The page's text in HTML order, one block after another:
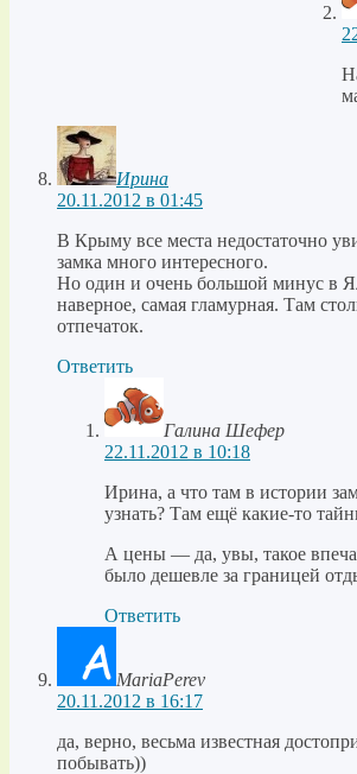
Ирина
20.11.2012 в 01:45
В Крыму все места недостаточно
замка много интересного.
Но один и очень большой минус в
наверное, самая гламурная. Там
отпечаток.
Ответить
Галина Шефер
22.11.2012 в 10:18
Ирина, а что там в истории
узнать? Там ещё какие-то
А цены — да, увы, такое
было дешевле за границей
Ответить
MariaPerev
20.11.2012 в 16:17
да, верно, весьма известная
побывать))